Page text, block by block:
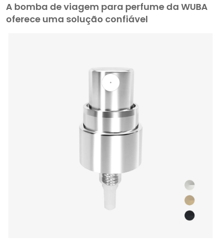
A bomba de viagem para perfume da WUBA
oferece uma solução confiável